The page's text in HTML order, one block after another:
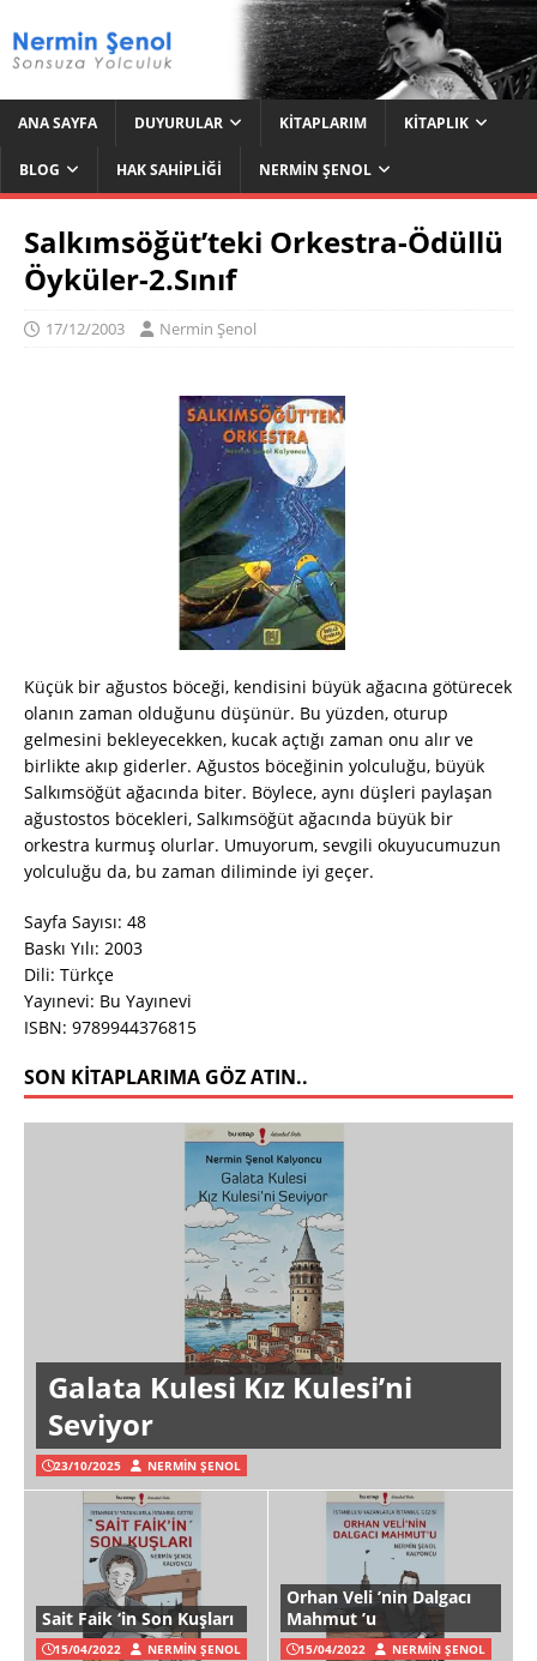
ANA SAYFA DUYURULAR KITAPLARIM KITAPLIK
BLOG HAK SAHIPLIĞI NERMIN ŞENOL
Salkımsöğüt’teki Orkestra-Ödüllü
Öyküler-2.Sınıf
17/12/2003 Nermin Şenol
Küçük bir ağustos böceği, kendisini büyük ağacına götürecek
olanın zaman olduğunu düşünür. Bu yüzden, oturup
gelmesini bekleyecekken, kucak açtığı zaman onu alır ve
birlikte akıp giderler. Ağustos böceğinin yolculuğu, büyük
Salkımsöğüt ağacında biter. Böylece, aynı düşleri paylaşan
ağustostos böcekleri, Salkımsöğüt ağacında büyük bir
orkestra kurmuş olurlar. Umuyorum, sevgili okuyucumuzun
yolculuğu da, bu zaman diliminde iyi geçer.
Sayfa Sayısı: 48
Baskı Yılı: 2003
Dili: Türkçe
Yayınevi: Bu Yayınevi
ISBN: 9789944376815
SON KITAPLARIMA GÖZ ATIN..
Galata Kulesi Kız Kulesi’ni
Seviyor
23/10/2025 NERMIN ŞENOL
Sait Faik ‘in Son Kuşları
15/04/2022 NERMIN ŞENOL
Orhan Veli ’nin Dalgacı
Mahmut ’u
15/04/2022 NERMIN ŞENOL